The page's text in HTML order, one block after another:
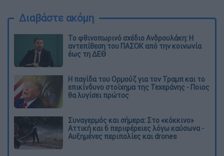
Διαβάστε ακόμη
Το φθινοπωρινό σχέδιο Ανδρουλάκη: Η
αντεπίθεση του ΠΑΣΟΚ από την κοινωνία
έως τη ΔΕΘ
Η παγίδα του Ορμούζ για τον Τραμπ και το
επικίνδυνο στοίχημα της Τεχεράνης - Ποιος
θα λυγίσει πρώτος
Συναγερμός και σήμερα: Στο «κόκκινο»
Αττική και 6 περιφέρειες λόγω καύσωνα -
Αυξημένες περιπολίες και drones